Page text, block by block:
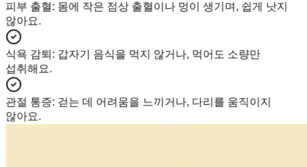
피부 출혈: 몸에 작은 점상 출혈이나 멍이 생기며, 쉽게 낫지
않아요.
식욕 감퇴 : 갑자기 음식을 먹지 않거나, 먹어도 소량만
섭취해요.
관절 통증: 걷는 데 어려움을 느끼거나, 다리를 움직이지
않아요.